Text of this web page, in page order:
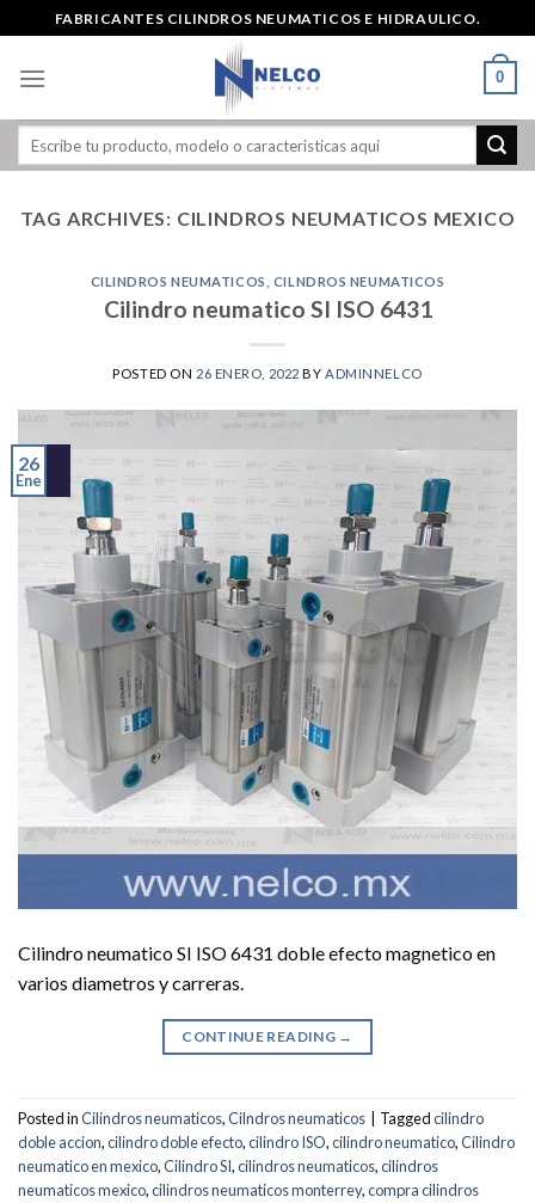
content
FABRICANTES CILINDROS NEUMATICOS E HIDRAULICO.
0
TAG ARCHIVES: CILINDROS NEUMATICOS MEXICO
CILINDROS NEUMATICOS CILNDROS NEUMATICOS
Cilindro neumatico SI ISO 6431
POSTED ON 26 ENERO, 2022 BYADMINNELCO
26
Ene
Cilindro neumatico SI ISO 6431 doble efecto magnetico en
varios diametros y carreras.
CONTINUE READING →
Posted inCilindros neumaticos,Cilndros neumaticos Taggedcilindro
doble accion,cilindro doble efecto,cilindro ISO,cilindro neumatico,Cilindro
neumatico en mexico,Cilindro SI,cilindros neumaticos,cilindros
neumaticos mexico,cilindros neumaticos monterrey,compra cilindros